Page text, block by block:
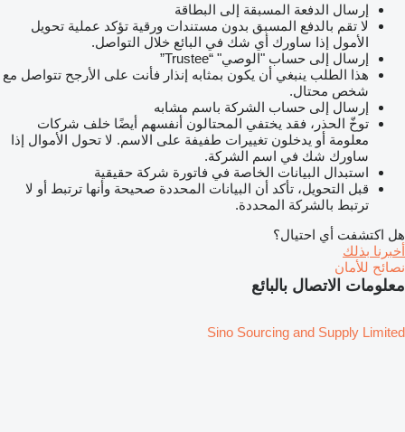
إرسال الدفعة المسبقة إلى البطاقة
لا تقم بالدفع المسبق بدون مستندات ورقية تؤكد عملية تحويل
الأمول إذا ساورك أي شك في البائع خلال التواصل.
إرسال إلى حساب "الوصي" “Trustee”
هذا الطلب ينبغي أن يكون بمثابه إنذار فأنت على الأرجح تتواصل مع
شخص محتال.
إرسال إلى حساب الشركة باسم مشابه
توخّ الحذر، فقد يختفي المحتالون أنفسهم أيضًا خلف شركات
معلومة أو يدخلون تغييرات طفيفة على الاسم. لا تحول الأموال إذا
ساورك شك في اسم الشركة.
استبدال البيانات الخاصة في فاتورة شركة حقيقية
قبل التحويل، تأكد أن البيانات المحددة صحيحة وأنها ترتبط أو لا
ترتبط بالشركة المحددة.
هل اكتشفت أي احتيال؟
أخبرنا بذلك
نصائح للأمان
معلومات الاتصال بالبائع
Sino Sourcing and Supply Limited